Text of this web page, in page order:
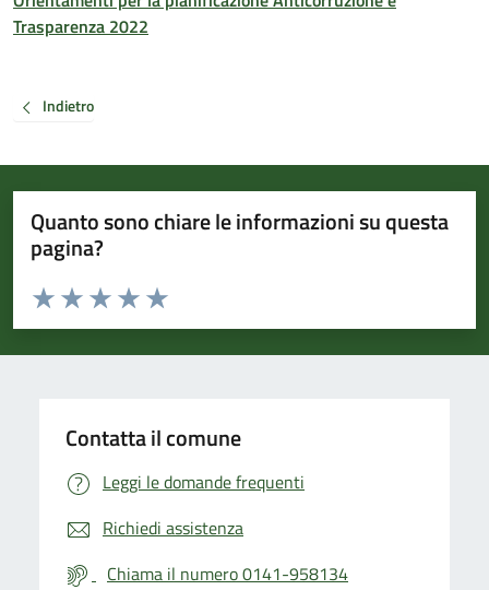
Trasparenza 2022
Indietro
Quanto sono chiare le informazioni su questa
pagina?
Valuta da 1 a 5 stelle la pagina
Valuta 5 stelle su 5
Valuta 4 stelle su 5
Valuta 3 stelle su 5
Valuta 2 stelle su 5
Valuta 1 stelle su 5
Contatta il comune
Leggi le domande frequenti
Richiedi assistenza
Chiama il numero 0141-958134